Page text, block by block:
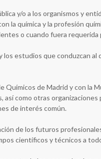
y/o a los organismos y
la química y la profesión
o cuando fuera requerida
los estudios que conduzcan al
Químicos de Madrid y con la
así como otras
de interés común.
de los futuros
científicos y técnicos a